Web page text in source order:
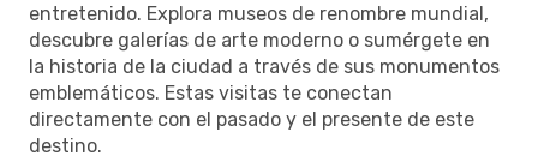
entretenido. Explora museos de renombre mundial,
descubre galerías de arte moderno o sumérgete en
la historia de la ciudad a través de sus monumentos
emblemáticos. Estas visitas te conectan
directamente con el pasado y el presente de este
destino.